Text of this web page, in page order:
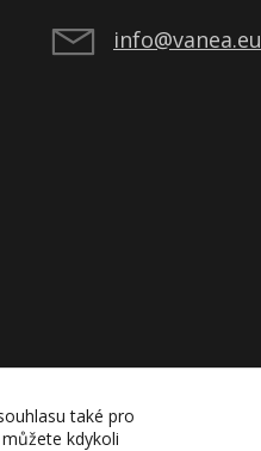
info@vanea.eu
také pro
kdykoli